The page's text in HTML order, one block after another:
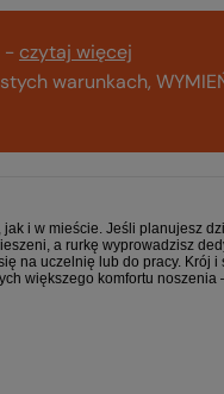
- czytaj więcej
warunkach,
i w mieście. Jeśli planujesz
a rurkę wyprowadzisz
na uczelnię lub do pracy. Krój i
większego komfortu noszenia